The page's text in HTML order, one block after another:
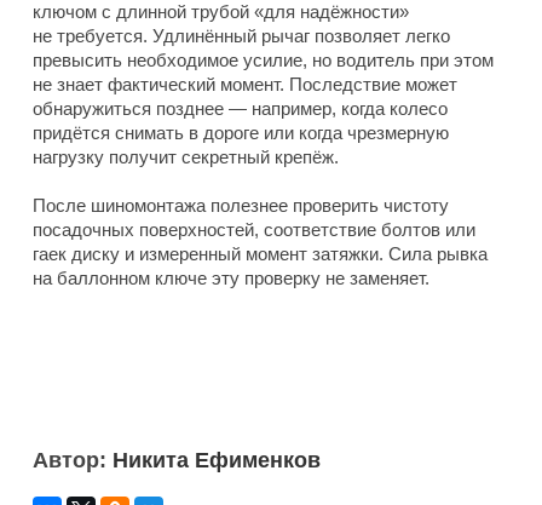
ключом с длинной трубой «для надёжности»
не требуется. Удлинённый рычаг позволяет легко
превысить необходимое усилие, но водитель при этом
не знает фактический момент. Последствие может
обнаружиться позднее — например, когда колесо
придётся снимать в дороге или когда чрезмерную
нагрузку получит секретный крепёж.
После шиномонтажа полезнее проверить чистоту
посадочных поверхностей, соответствие болтов или
гаек диску и измеренный момент затяжки. Сила рывка
на баллонном ключе эту проверку не заменяет.
Автор: Никита Ефименков